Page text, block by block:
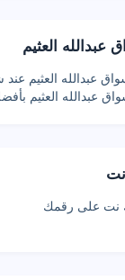
عبدالله العثيم
عبدالله العثيم عند
عبدالله العثيم
نت على رقمك